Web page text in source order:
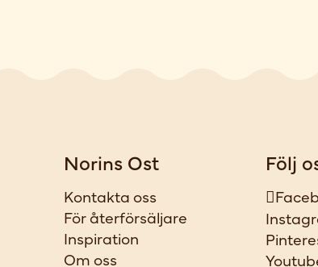
Norins Ost
Kontakta oss
För återförsäljare
Inspiration
Om oss
Följ